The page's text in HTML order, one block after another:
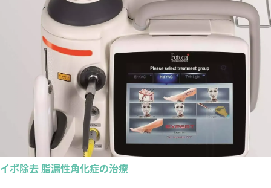
イボ除去 脂漏性角化症の治療